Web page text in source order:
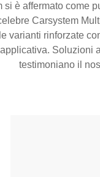
si è affermato come
Carsystem
varianti rinforzate
Soluzioni
testimoniano il